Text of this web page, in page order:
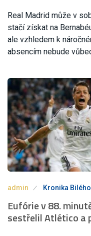
Real Madrid může v
stačí získat na
ale vzhledem k
absencím nebude
admin Kronika
Eufórie v 88.
sestřelil Atlético a